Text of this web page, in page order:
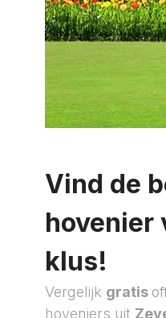
Vind de
hovenier
klus!
Vergelijk gratis
hoveniers uit